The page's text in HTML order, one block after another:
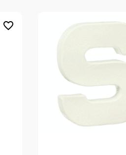
favorite_border